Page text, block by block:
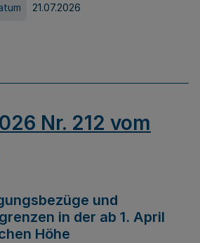
21.07.2026
Nr. 212 vom
und
in der ab 1. April
Höhe